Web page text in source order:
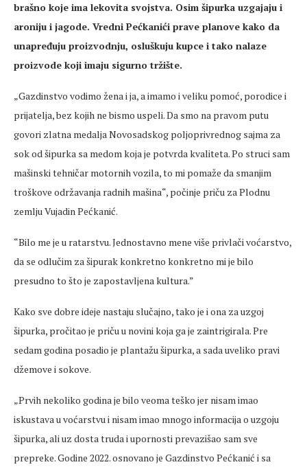
brašno koje ima lekovita svojstva. Osim šipurka uzgajaju i
aroniju i jagode. Vredni Pećkanići prave planove kako da
unapređuju proizvodnju, osluškuju kupce i tako nalaze
proizvode koji imaju sigurno tržište.
„Gazdinstvo vodimo žena i ja, a imamo i veliku pomoć, porodice i
prijatelja, bez kojih ne bismo uspeli. Da smo na pravom putu
govori zlatna medalja Novosadskog poljoprivrednog sajma za
sok od šipurka sa medom koja je potvrda kvaliteta. Po struci sam
mašinski tehničar motornih vozila, to mi pomaže da smanjim
troškove održavanja radnih mašina“, počinje priču za Plodnu
zemlju VujadinPećkanić.
“Bilo me je u ratarstvu. Jednostavno mene više privlači voćarstvo,
da se odlučim za šipurak konkretno konkretno mi je bilo
presudno to što je zapostavljena kultura.”
Kako sve dobre ideje nastaju slučajno, tako je i ona za uzgoj
šipurka, pročitao je priču u novini koja ga je zaintrigirala. Pre
sedam godina posadio je plantažu šipurka, a sada uveliko pravi
džemove i sokove.
„Prvih nekoliko godina je bilo veoma teško jer nisam imao
iskustava u voćarstvu i nisam imao mnogo informacija o uzgoju
šipurka, ali uz dosta truda i upornosti prevazišao sam sve
prepreke. Godine 2022. osnovano je Gazdinstvo Pećkanić i sa